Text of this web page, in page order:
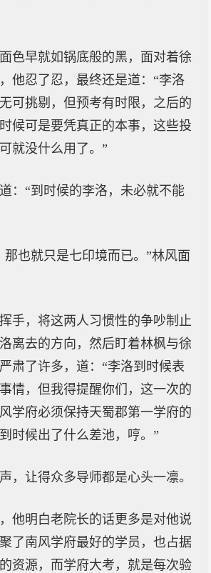
色早就如锅底般的黑，面对着徐
他忍了忍，最终还是道：“李洛
可挑剔，但预考有时限，之后的
候可是要凭真正的本事，这些投
就没什么用了。”
：“到时候的李洛，未必就不能
那也就只是七印境而已。”林风面
手，将这两人习惯性的争吵制止
离去的方向，然后盯着林枫与徐
肃了许多，道：“李洛到时候表
情，但我得提醒你们，这一次的
学府必须保持天蜀郡第一学府的
时候出了什么差池，哼。”
，让得众多导师都是心头一凛。
他明白老院长的话更多是对他说
了南风学府最好的学员，也占据
资源，而学府大考，就是每次验